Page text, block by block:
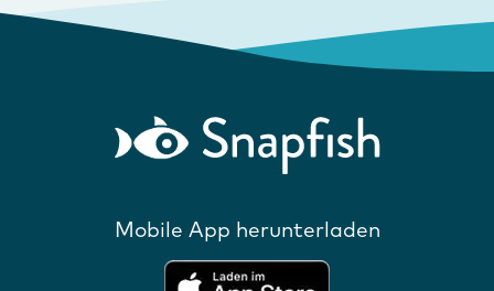
Mobile App herunterladen